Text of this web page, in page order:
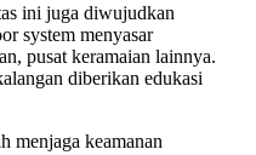
ini juga diwujudkan
system menyasar
pusat keramaian lainnya.
diberikan edukasi
menjaga keamanan